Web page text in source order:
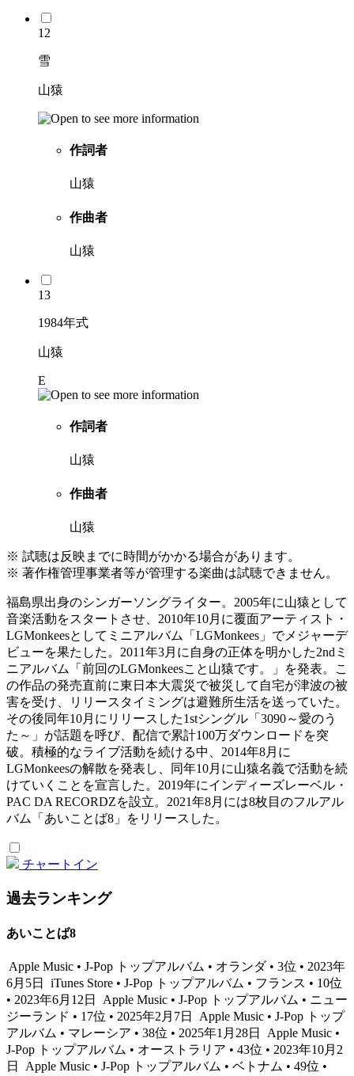
12
雪
山猿
作詞者
山猿
作曲者
山猿
13
1984年式
山猿
E
作詞者
山猿
作曲者
山猿
※ 試聴は反映までに時間がかかる場合があります。
※ 著作権管理事業者等が管理する楽曲は試聴できません。
福島県出身のシンガーソングライター。2005年に山猿として
音楽活動をスタートさせ、2010年10月に覆面アーティスト・
LGMonkeesとしてミニアルバム「LGMonkees」でメジャーデ
ビューを果たした。2011年3月に自身の正体を明かした2ndミ
ニアルバム「前回のLGMonkeesこと山猿です。」を発表。こ
の作品の発売直前に東日本大震災で被災して自宅が津波の被
害を受け、リリースタイミングは避難所生活を送っていた。
その後同年10月にリリースした1stシングル「3090～愛のう
た～」が話題を呼び、配信で累計100万ダウンロードを突
破。積極的なライブ活動を続ける中、2014年8月に
LGMonkeesの解散を発表し、同年10月に山猿名義で活動を続
けていくことを宣言した。2019年にインディーズレーベル・
PAC DA RECORDZを設立。2021年8月には8枚目のフルアル
バム「あいことば8」をリリースした。
チャートイン
過去ランキング
あいことば8
Apple Music • J-Pop トップアルバム • オランダ • 3位 • 2023年
6月5日
iTunes Store • J-Pop トップアルバム • フランス • 10位
• 2023年6月12日
Apple Music • J-Pop トップアルバム • ニュー
ジーランド • 17位 • 2025年2月7日
Apple Music • J-Pop トップ
アルバム • マレーシア • 38位 • 2025年1月28日
Apple Music •
J-Pop トップアルバム • オーストラリア • 43位 • 2023年10月2
日
Apple Music • J-Pop トップアルバム • ベトナム • 49位 •